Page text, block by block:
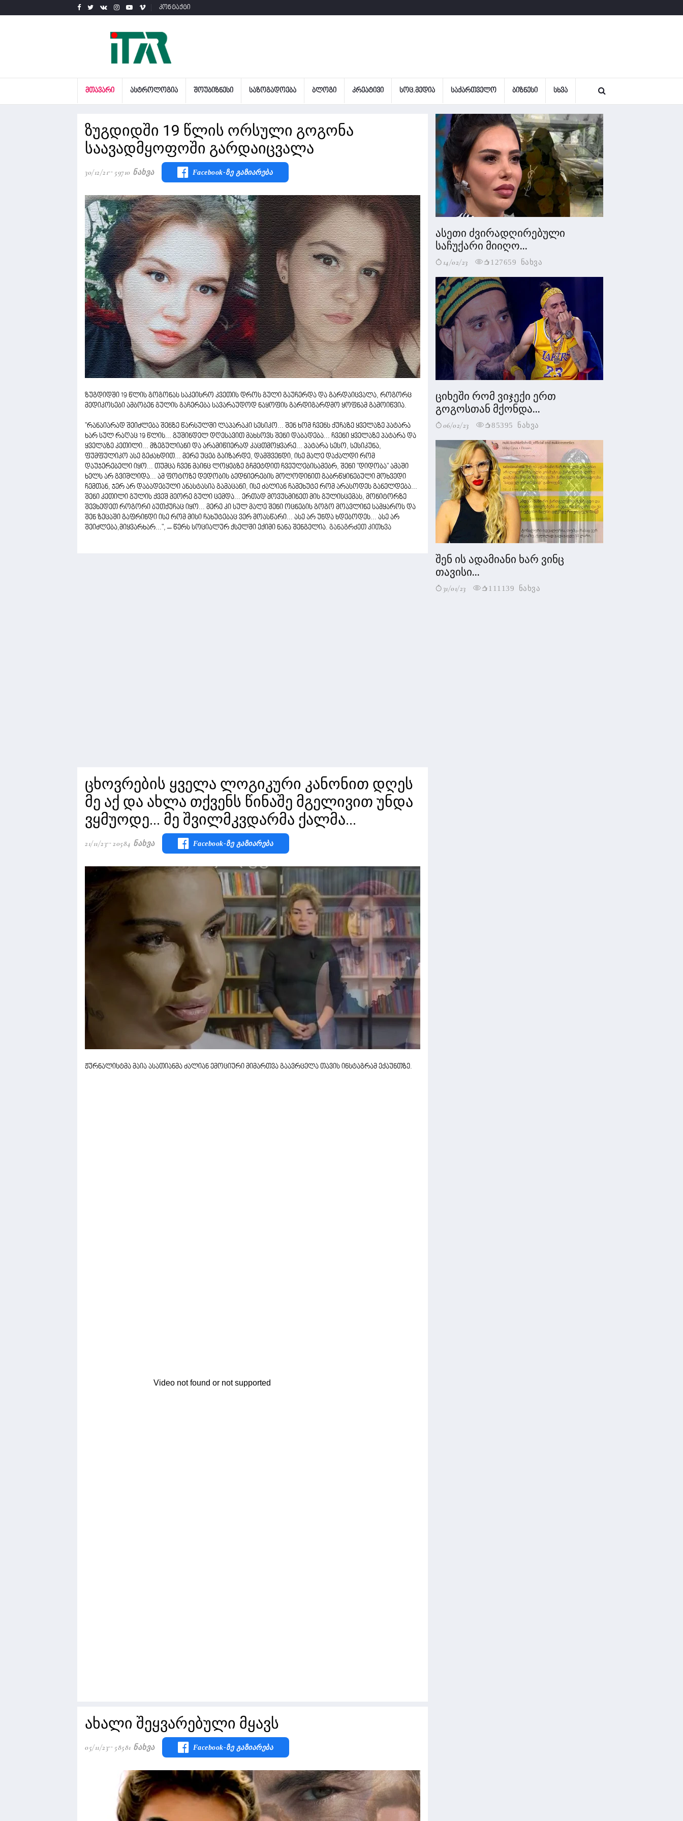
კონტაქტი
ᲛᲗᲐᲕᲐᲠᲘ ᲐᲡᲢᲠᲝᲚᲝᲒᲘᲐ ᲨᲝᲣᲑᲘᲖᲜᲔᲡᲘ ᲡᲐᲖᲝᲒᲐᲓᲝᲔᲑᲐ ᲑᲚᲝᲒᲘ ᲙᲠᲔᲐᲢᲘᲕᲘ ᲡᲝᲪ.ᲛᲔᲓᲘᲐ ᲡᲐᲥᲐᲠᲗᲕᲔᲚᲝ ᲑᲘᲖᲜᲔᲡᲘ ᲡᲮᲕᲐ
ზუგდიდში 19 წლის ორსული გოგონა
საავადმყოფოში გარდაიცვალა
30/12/21 59710 Ნახვა Facebook-Ზე Გაზიარება
ზუგდიდში 19 წლის გოგონას საკეისრო კვეთის დროს გული გაუჩერდა და გარდაიცვალა, როგორც
მედიკოსები ამბობენ გულის გაჩერება სავარაუდოდ ნაყოფის გარდიგარდმო ყოფნამ გამოიწვია.
"რანაიარად შეიძლება შენზე წარსულში ლაპარაკი სესიკო... შენ ხომ ჩვენს ქუჩაზე ყველაზე პატარა
ხარ სულ რაღაც 19 წლის... გუშინდელ დღესავით მახსოვს შენი დაბადება... ჩვენი ყველაზე პატარა და
ყველაზე კეთილი... მზეგულიანი და არამიწიერად კაცთმოყვარე... პატარა სესო, სესიკუნა,
ფუმფულიკო ასე გეძახდით... მერე უცებ გაიზარდე, დამშვენდი, ისე მალე დაქალდი რომ
დაუჯერებელი იყო... თუმცა ჩვენ მაინც ლოყებზე გჩმეტდით ჩვეულებისამებრ, შენი "დიდობა" ამაში
ხელს არ გვიშლიდა... ამ ფოტოზე დედობის ბედნიერების მოლოდინით გაბრწყინებული მოხვედი
ჩემთან, ჯერ არ დაბადებული ანასტასია გამაცანი, ისე ძალიან ჩამეხუტე რომ არასოდეს განელდება...
შენი კეთილი გულის ქვეშ მეორე გული ცემდა... ერთად მოვუსმინეთ მის გულისცემას, მონიტორზე
შევხედეთ როგორი ბუთქუჩაც იყო... მერე კი სულ მალე შენი ოცნების გოგო მოავლინე სამყაროს და
შენ ზეცაში გაფრინდი ისე რომ მისი ჩახუტებაც ვერ მოასწარი... ასე არ უნდა ხდებოდეს... ასე არ
შეიძლება,მიყვარხარ...", – წერს სოციალურ ქსელში ექიმი ნანა შენგელია. განაგრძეთ კითხვა
ცხოვრების ყველა ლოგიკური კანონით დღეს
მე აქ და ახლა თქვენს წინაშე მგელივით უნდა
ვყმუოდე... მე შვილმკვდარმა ქალმა...
21/11/23 20584 Ნახვა Facebook-Ზე Გაზიარება
ჟურნალისტმა მაია ასათიანმა ძალიან ემოციური მიმართვა გაავრცელა თავის ინსტაგრამ ექაუნთზე.
ახალი შეყვარებული მყავს
05/11/23 58581 Ნახვა Facebook-Ზე Გაზიარება
ასეთი ძვირადღირებული
საჩუქარი მიიღო...
14/02/23 127659 ნახვა
ციხეში რომ ვიჯექი ერთ
გოგოსთან მქონდა...
06/02/23 85395 ნახვა
შენ ის ადამიანი ხარ ვინც
თავისი...
31/01/23 111139 ნახვა